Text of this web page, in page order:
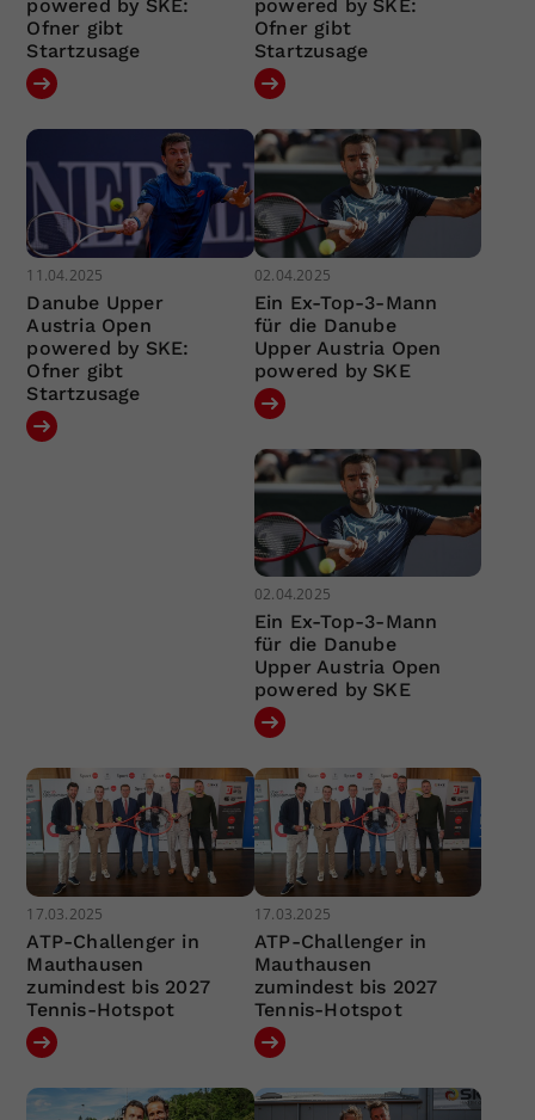
powered by SKE:
Ofner gibt
Startzusage
powered by SKE:
Ofner gibt
Startzusage
11.04.2025
Danube Upper
Austria Open
powered by SKE:
Ofner gibt
Startzusage
02.04.2025
Ein Ex-Top-3-Mann
für die Danube
Upper Austria Open
powered by SKE
02.04.2025
Ein Ex-Top-3-Mann
für die Danube
Upper Austria Open
powered by SKE
17.03.2025
ATP-Challenger in
Mauthausen
zumindest bis 2027
Tennis-Hotspot
17.03.2025
ATP-Challenger in
Mauthausen
zumindest bis 2027
Tennis-Hotspot